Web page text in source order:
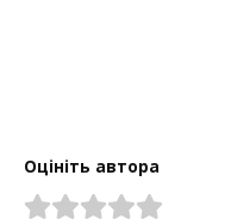
Оцініть автора